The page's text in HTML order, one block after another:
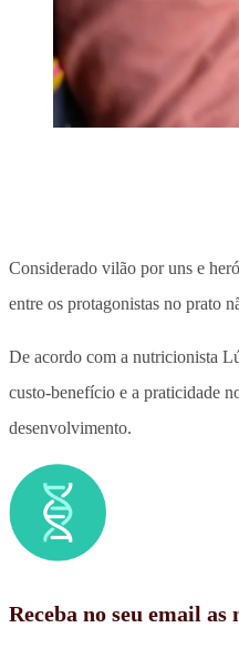
Considerado vilão por uns e
entre os protagonistas no prato
De acordo com a nutricionista
custo-benefício e a praticidade
desenvolvimento.
Receba no seu email